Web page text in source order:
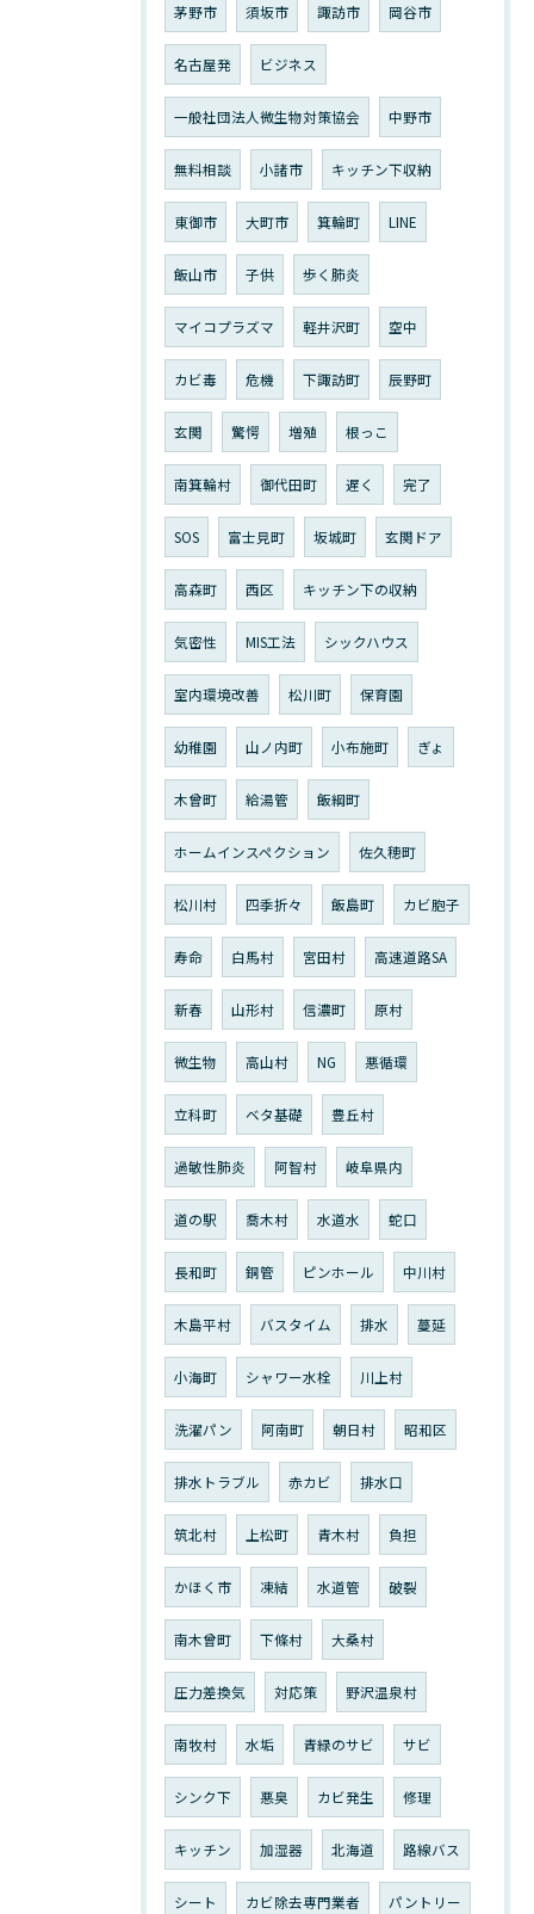
茅野市 須坂市 諏訪市 岡谷市
名古屋発 ビジネス
一般社団法人微生物対策協会 中野市
無料相談 小諸市 キッチン下収納
東御市 大町市 箕輪町 LINE
飯山市 子供 歩く肺炎
マイコプラズマ 軽井沢町 空中
カビ毒 危機 下諏訪町 辰野町
玄関 驚愕 増殖 根っこ
南箕輪村 御代田町 遅く 完了
SOS 富士見町 坂城町 玄関ドア
高森町 西区 キッチン下の収納
気密性 MIS工法 シックハウス
室内環境改善 松川町 保育園
幼稚園 山ノ内町 小布施町 ぎょ
木曾町 給湯管 飯綱町
ホームインスペクション 佐久穂町
松川村 四季折々 飯島町 カビ胞子
寿命 白馬村 宮田村 高速道路SA
新春 山形村 信濃町 原村
微生物 高山村 NG 悪循環
立科町 ベタ基礎 豊丘村
過敏性肺炎 阿智村 岐阜県内
道の駅 喬木村 水道水 蛇口
長和町 銅管 ピンホール 中川村
木島平村 バスタイム 排水 蔓延
小海町 シャワー水栓 川上村
洗濯パン 阿南町 朝日村 昭和区
排水トラブル 赤カビ 排水口
筑北村 上松町 青木村 負担
かほく市 凍結 水道管 破裂
南木曾町 下條村 大桑村
圧力差換気 対応策 野沢温泉村
南牧村 水垢 青緑のサビ サビ
シンク下 悪臭 カビ発生 修理
キッチン 加湿器 北海道 路線バス
シート カビ除去専門業者 パントリー